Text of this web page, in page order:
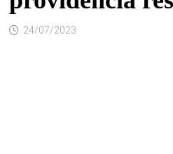
24/07/2023